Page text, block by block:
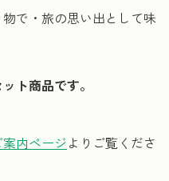
で・旅の思い出として味
ト商品です。
内ページよりご覧くださ